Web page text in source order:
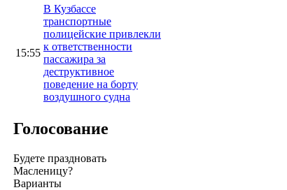
15:55
В Кузбассе
транспортные
полицейские привлекли
к ответственности
пассажира за
деструктивное
поведение на борту
воздушного судна
Голосование
Будете праздновать
Масленицу?
Варианты